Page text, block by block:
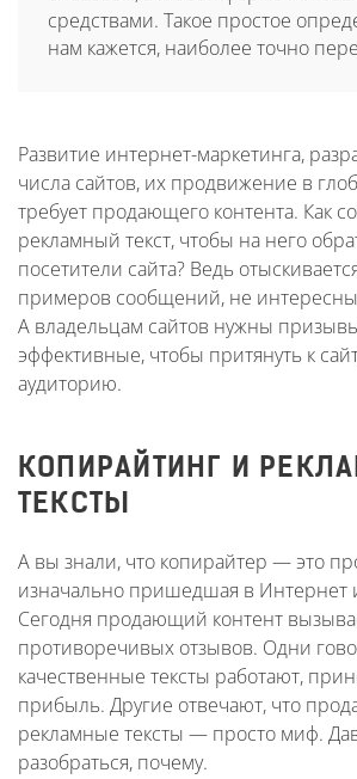
средствами. Такое простое
нам кажется, наиболее точно
Развитие интернет-маркетинга,
числа сайтов, их продвижение в
требует продающего контента. Как
рекламный текст, чтобы на него
посетители сайта? Ведь
примеров сообщений, не
А владельцам сайтов нужны
эффективные, чтобы притянуть к
аудиторию.
КОПИРАЙТИНГ И
ТЕКСТЫ
А вы знали, что копирайтер — это
изначально пришедшая в Интернет
Сегодня продающий контент
противоречивых отзывов. Одни
качественные тексты работают,
прибыль. Другие отвечают, что
рекламные тексты — просто миф.
разобраться, почему.